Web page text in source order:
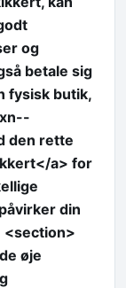
og
betale sig
fysisk butik,
den rette
a> for
din
<section>
øje